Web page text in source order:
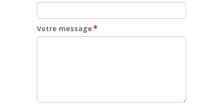
Votre message*